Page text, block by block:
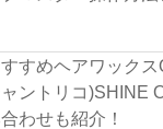
すめヘアワック
ントリコ)SHINE
わせも紹介！